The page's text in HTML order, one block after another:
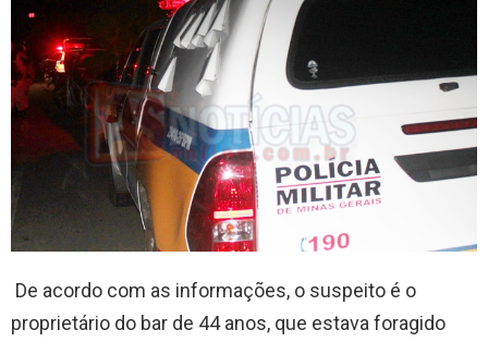
De acordo com as informações, o suspeito é o
proprietário do bar de 44 anos, que estava foragido